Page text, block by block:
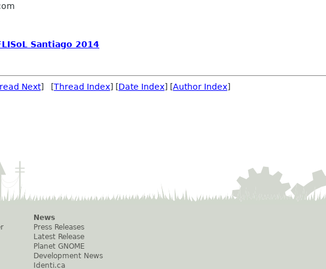
Santiago 2014
Next] [Thread Index] [Date Index] [Author Index]
News
Press Releases
Latest Release
Planet GNOME
Development News
Identi.ca